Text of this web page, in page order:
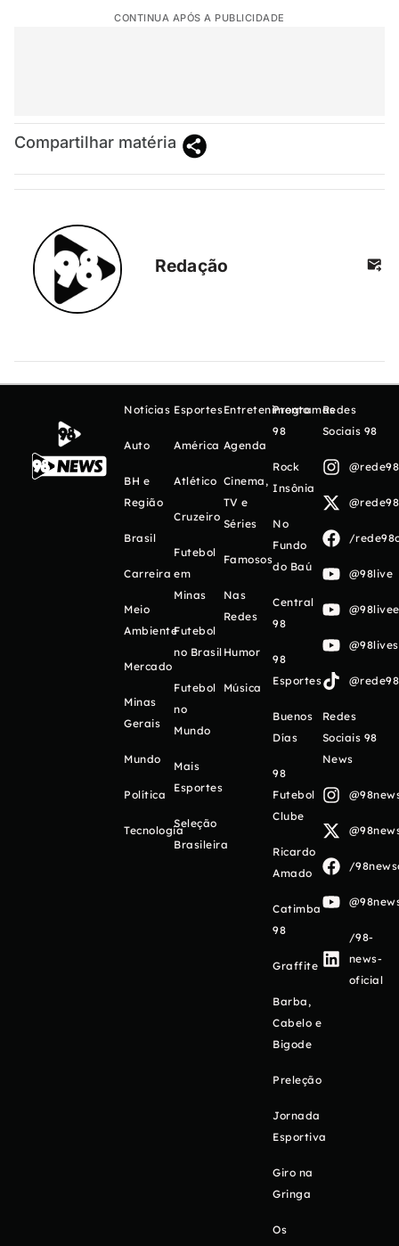
CONTINUA APÓS A PUBLICIDADE
Compartilhar matéria
Redação
Notícias
Auto
BH e
Região
Brasil
Carreira
Meio
Ambiente
Mercado
Minas
Gerais
Mundo
Política
Tecnologia
Esportes
América
Atlético
Cruzeiro
Futebol
em
Minas
Futebol
no Brasil
Futebol
no
Mundo
Mais
Esportes
Seleção
Brasileira
Entretenimento
Agenda
Cinema,
TV e
Séries
Famosos
Nas
Redes
Humor
Música
Programas
98
Rock
Insônia
No
Fundo
do Baú
Central
98
98
Esportes
Buenos
Días
98
Futebol
Clube
Ricardo
Amado
Catimba
98
Graffite
Barba,
Cabelo e
Bigode
Preleção
Jornada
Esportiva
Giro na
Gringa
Os
Redes
Sociais 98
/
@98live
Redes
Sociais 98
News
/
/98-
news-
oficial